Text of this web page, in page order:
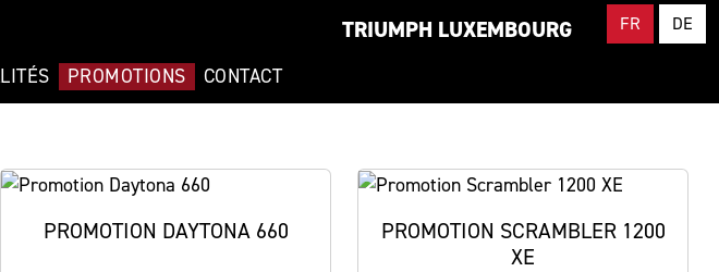
TRIUMPH LUXEMBOURG FR DE
PROMOTIONS CONTACT
PROMOTION DAYTONA 660
PROMOTION SCRAMBLER 1200
XE